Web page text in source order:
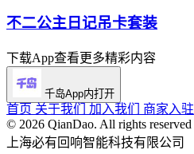
不二公主日记吊卡套装
下载App查看更多精彩内容
千岛App内打开
首页 关于我们 加入我们 商家入驻
©️ 2026 QianDao. All rights reserved
上海必有回响智能科技有限公司